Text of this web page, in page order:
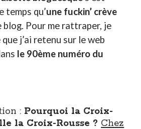
T’as vu quoi ? #52
à Lyon
opéré ma vélorution toute personnelle
temps qu’une fuckin’ crève
blog. Pour me rattraper, je
j’ai retenu sur le web
le 90ème numéro du
: Pourquoi la Croix-
la Croix-Rousse ? Chez